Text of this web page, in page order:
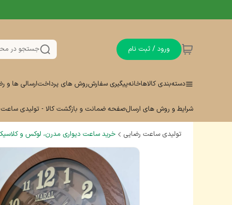
ورود / ثبت نام جستجو در
دسته‌بندی کالاهاخانهپیگیری سفارشروش های پرداختارسالی ها و
شرایط و روش های ارسالصفحه ضمانت و بازگشت کالا - تولیدی
تولیدی ساعت رضایی خرید ساعت دیواری مدرن، لوکس و